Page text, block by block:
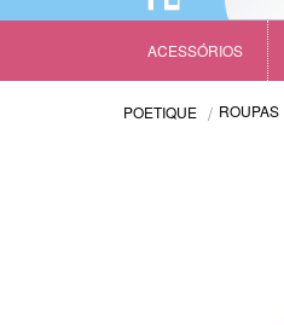
ACESSÓRIOS
POETIQUE ROUPAS